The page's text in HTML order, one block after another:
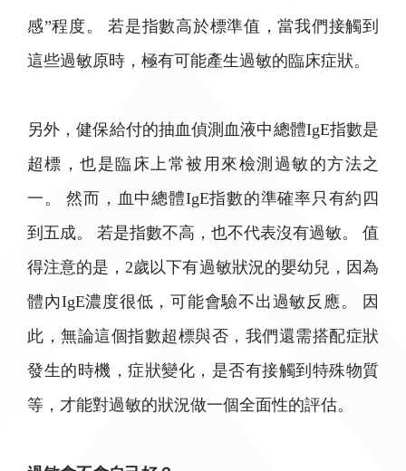
感”程度。 若是指數高於標準值，當我們接觸到
這些過敏原時，極有可能產生過敏的臨床症狀。
另外，健保給付的抽血偵測血液中總體IgE指數是
超標，也是臨床上常被用來檢測過敏的方法之
一。 然而，血中總體IgE指數的準確率只有約四
到五成。 若是指數不高，也不代表沒有過敏。 值
得注意的是，2歲以下有過敏狀況的嬰幼兒，因為
體內IgE濃度很低，可能會驗不出過敏反應。 因
此，無論這個指數超標與否，我們還需搭配症狀
發生的時機，症狀變化，是否有接觸到特殊物質
等，才能對過敏的狀況做一個全面性的評估。